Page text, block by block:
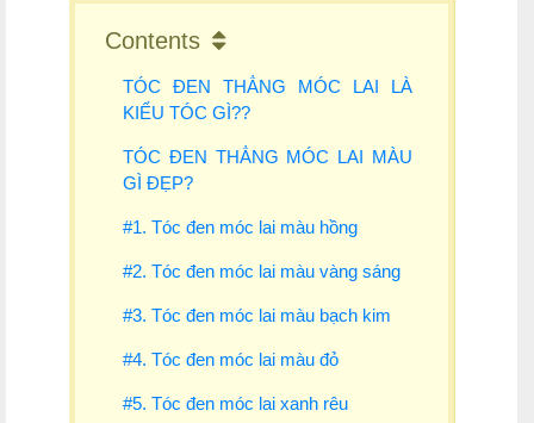
Contents
TÓC ĐEN THẲNG MÓC LAI LÀ
KIỂU TÓC GÌ??
TÓC ĐEN THẲNG MÓC LAI MÀU
GÌ ĐẸP?
#1. Tóc đen móc lai màu hồng
#2. Tóc đen móc lai màu vàng sáng
#3. Tóc đen móc lai màu bạch kim
#4. Tóc đen móc lai màu đỏ
#5. Tóc đen móc lai xanh rêu